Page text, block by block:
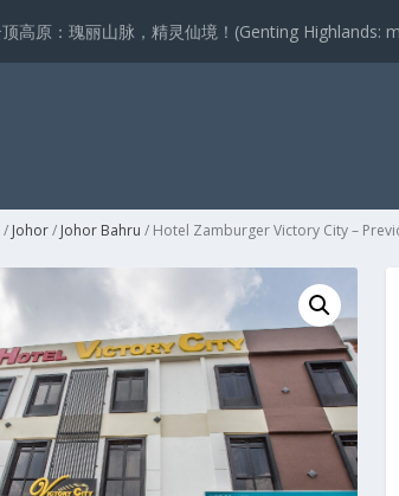
高原：瑰丽山脉，精灵仙境！(Genting Highlands:
/ Johor/ Johor Bahru / Hotel Zamburger Victory City –